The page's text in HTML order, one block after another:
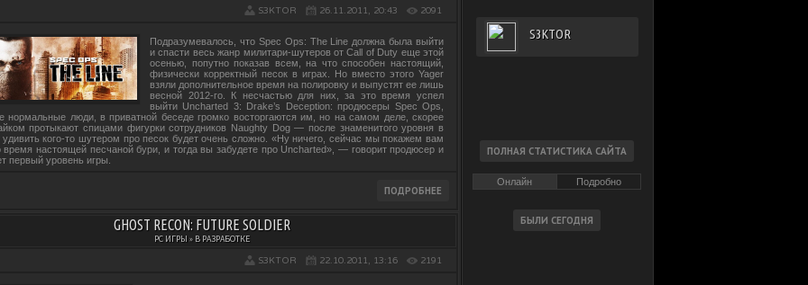
S3KTOR 26.11.2011, 20:43 2091
Подразумевалось, что Spec Ops: The Line должна была выйти
и спасти весь жанр милитари-шутеров от Call of Duty еще этой
осенью, попутно показав всем, на что способен настоящий,
физически корректный песок в играх. Но вместо этого Yager
взяли дополнительное время на полировку и выпустят ее лишь
весной 2012-го. К несчастью для них, за это время успел
выйти Uncharted 3: Drake’s Deception: продюсеры Spec Ops,
нормальные люди, в приватной беседе громко восторгаются им, но на самом деле, скорее
протыкают спицами фигурки сотрудников Naughty Dog — после знаменитого уровня в
удивить кого-то шутером про песок будет очень сложно. «Ну ничего, сейчас мы покажем вам
время настоящей песчаной бури, и тогда вы забудете про Uncharted», — говорит продюсер и
первый уровень игры.
GHOST RECON: FUTURE SOLDIER
PC ИГРЫ » В РАЗРАБОТКЕ
S3KTOR 22.10.2011, 13:16 2191
S3KTOR
Подробно
Онлайн